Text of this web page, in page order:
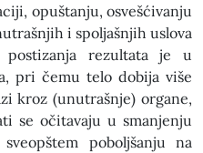
opuštanju, osvešćivanju
i spoljašnjih uslova
rezultata je u
pri čemu telo dobija više
kroz (unutrašnje) organe,
se očitavaju u smanjenju
poboljšanju na